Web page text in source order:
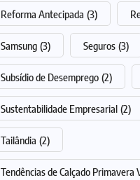
Reforma Antecipada (3)
Samsung (3) Seguros (3)
Subsídio de Desemprego (2)
Sustentabilidade Empresarial (2)
Tailândia (2)
Tendências de Calçado Primavera